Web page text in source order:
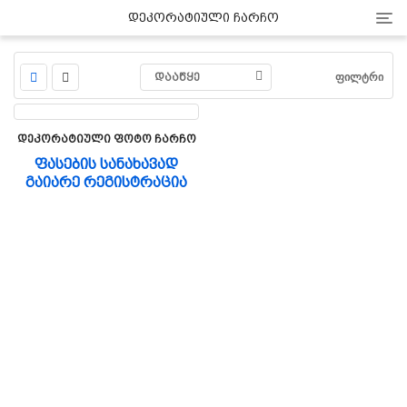
Დეკორატიული Ჩარჩო
ᲓᲐᲐᲬᲧᲔ ᲤᲘᲚᲢᲠᲘ
Დეკორატიული Ფოტო Ჩარჩო
ფასების სანახავად
გაიარე რეგისტრაცია